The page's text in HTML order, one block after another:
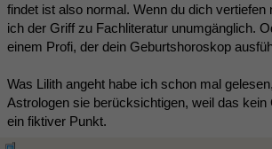
findet ist also normal. Wenn du dich
ich der Griff zu Fachliteratur unumgänglich.
einem Profi, der dein Geburtshoroskop
Was Lilith angeht habe ich schon mal
Astrologen sie berücksichtigen, weil das kein
ein fiktiver Punkt.